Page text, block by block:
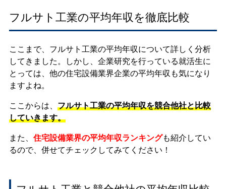
フルサト工業の平均年収を徹底比較
ここまで、フルサト工業の平均年収について詳しく分析
してきました。しかし、企業研究を行っている就活生に
とっては、他の住宅設備業界企業の平均年収も気になり
ますよね。
ここからは、 フルサト工業の平均年収を競合他社と比較
していきます。
また、 住宅設備業界の平均年収ランキングも紹介してい
るので、併せてチェックしてみてください！